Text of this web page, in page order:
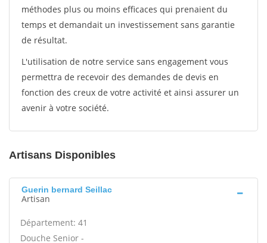
méthodes plus ou moins efficaces qui prenaient du
temps et demandait un investissement sans garantie
de résultat.
L'utilisation de notre service sans engagement vous
permettra de recevoir des demandes de devis en
fonction des creux de votre activité et ainsi assurer un
avenir à votre société.
Artisans Disponibles
Guerin bernard Seillac
Artisan
Département: 41
Douche Senior -